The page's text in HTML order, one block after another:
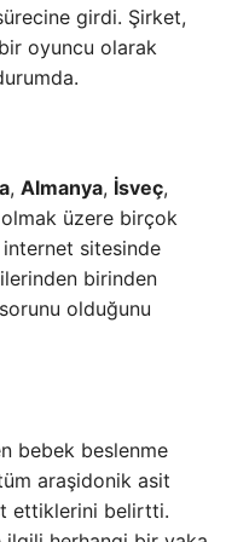
girdi. Şirket,
oyuncu olarak
, Almanya, İsveç,
olmak üzere birçok
internet sitesinde
birinden
olduğunu
bebek beslenme
araşidonik asit
ettiklerini belirtti.